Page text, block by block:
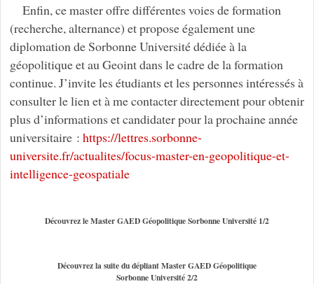
Enfin, ce master offre différentes voies de formation
(recherche, alternance) et propose également une
diplomation de Sorbonne Université dédiée à la
géopolitique et au Geoint dans le cadre de la formation
continue. J’invite les étudiants et les personnes intéressés à
consulter le lien et à me contacter directement pour obtenir
plus d’informations et candidater pour la prochaine année
universitaire : https://lettres.sorbonne-
universite.fr/actualites/focus-master-en-geopolitique-et-
intelligence-geospatiale
Découvrez le Master GAED Géopolitique Sorbonne Université 1/2
Découvrez la suite du dépliant Master GAED Géopolitique
Sorbonne Université 2/2